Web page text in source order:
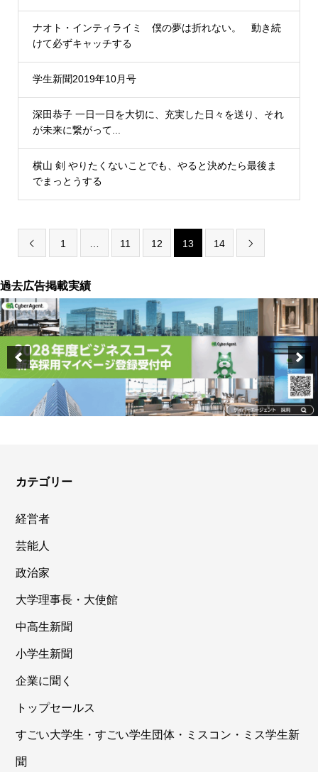
ナオト・インティライミ 僕の夢は折れない。 動き続
けて必ずキャッチする
学生新聞2019年10月号
深田恭子 一日一日を大切に、充実した日々を送り、それ
が未来に繋がって...
横山 剣 やりたくないことでも、やると決めたら最後ま
でまっとうする
 1 11 12 13 14 
過去広告掲載実績
カテゴリー
経営者
芸能人
政治家
大学理事長・大使館
中高生新聞
小学生新聞
企業に聞く
トップセールス
すごい大学生・すごい学生団体・ミスコン・ミス学生新
聞